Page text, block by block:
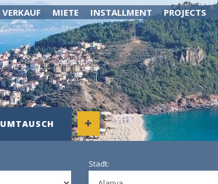
VERKAUF MIETE INSTALLMENT PROJECTS
UMTAUSCH
Stadt: